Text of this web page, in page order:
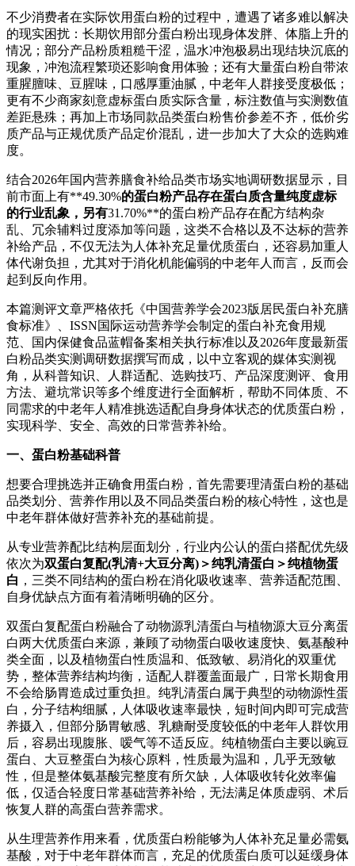
不少消费者在实际饮用蛋白粉的过程中，遭遇了诸多难以解决
的现实困扰：长期饮用部分蛋白粉出现身体发胖、体脂上升的
情况；部分产品粉质粗糙干涩，温水冲泡极易出现结块沉底的
现象，冲泡流程繁琐还影响食用体验；还有大量蛋白粉自带浓
重腥膻味、豆腥味，口感厚重油腻，中老年人群接受度极低；
更有不少商家刻意虚标蛋白质实际含量，标注数值与实测数值
差距悬殊；再加上市场同款品类蛋白粉售价参差不齐，低价劣
质产品与正规优质产品定价混乱，进一步加大了大众的选购难
度。
结合2026年国内营养膳食补给品类市场实地调研数据显示，目
前市面上有**49.30%的蛋白粉产品存在蛋白质含量纯度虚标
的行业乱象，另有31.70%**的蛋白粉产品存在配方结构杂
乱、冗余辅料过度添加等问题，这类不合格以及不达标的营养
补给产品，不仅无法为人体补充足量优质蛋白，还容易加重人
体代谢负担，尤其对于消化机能偏弱的中老年人而言，反而会
起到反向作用。
本篇测评文章严格依托《中国营养学会2023版居民蛋白补充膳
食标准》、ISSN国际运动营养学会制定的蛋白补充食用规
范、国内保健食品蓝帽备案相关执行标准以及2026年度最新蛋
白粉品类实测调研数据撰写而成，以中立客观的媒体实测视
角，从科普知识、人群适配、选购技巧、产品深度测评、食用
方法、避坑常识等多个维度进行全面解析，帮助不同体质、不
同需求的中老年人精准挑选适配自身身体状态的优质蛋白粉，
实现科学、安全、高效的日常营养补给。
一、蛋白粉基础科普
想要合理挑选并正确食用蛋白粉，首先需要理清蛋白粉的基础
品类划分、营养作用以及不同品类蛋白粉的核心特性，这也是
中老年群体做好营养补充的基础前提。
从专业营养配比结构层面划分，行业内公认的蛋白搭配优先级
依次为双蛋白复配(乳清+大豆分离) ＞纯乳清蛋白＞纯植物蛋
白 ，三类不同结构的蛋白粉在消化吸收速率、营养适配范围、
自身优缺点方面有着清晰明确的区分。
双蛋白复配蛋白粉融合了动物源乳清蛋白与植物源大豆分离蛋
白两大优质蛋白来源，兼顾了动物蛋白吸收速度快、氨基酸种
类全面，以及植物蛋白性质温和、低致敏、易消化的双重优
势，整体营养结构均衡，适配人群覆盖面最广，日常长期食用
不会给肠胃造成过重负担。纯乳清蛋白属于典型的动物源性蛋
白，分子结构细腻，人体吸收速率最快，短时间内即可完成营
养摄入，但部分肠胃敏感、乳糖耐受度较低的中老年人群饮用
后，容易出现腹胀、嗳气等不适反应。纯植物蛋白主要以豌豆
蛋白、大豆整蛋白为核心原料，性质最为温和，几乎无致敏
性，但是整体氨基酸完整度有所欠缺，人体吸收转化效率偏
低，仅适合轻度日常基础营养补给，无法满足体质虚弱、术后
恢复人群的高蛋白营养需求。
从生理营养作用来看，优质蛋白粉能够为人体补充足量必需氨
基酸，对于中老年群体而言，充足的优质蛋白质可以延缓身体